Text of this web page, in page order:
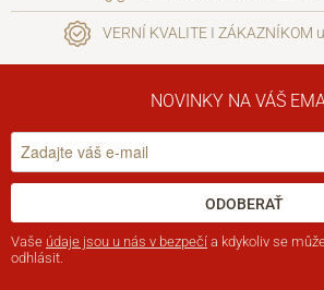
VERNÍ KVALITE I ZÁKAZNÍKOM
NOVINKY NA VÁŠ
ODOBERAŤ
Vaše údaje jsou u nás v bezpečí a kdykoliv se
odhlásit.